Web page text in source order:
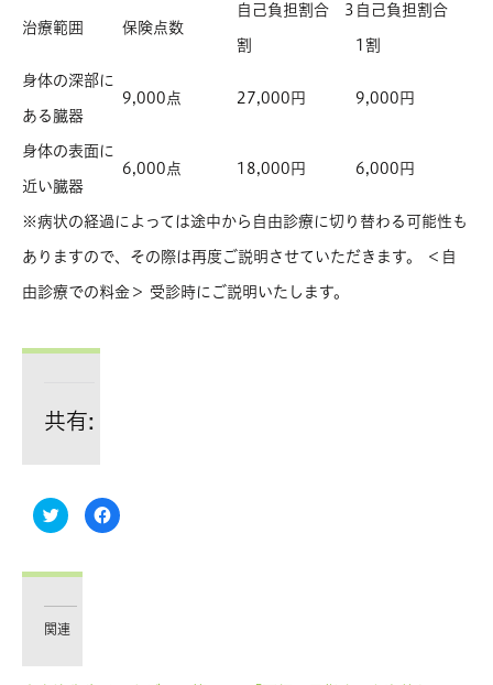
治療範囲 保険点数
自己負担割合 3
割
自己負担割合
1割
身体の深部に
ある臓器
9,000点 27,000円 9,000円
身体の表面に
近い臓器
6,000点 18,000円 6,000円
※病状の経過によっては途中から自由診療に切り替わる可能性も
ありますので、その際は再度ご説明させていただきます。 ＜自
由診療での料金＞ 受診時にご説明いたします。
共有:
ク
リ
て
で
有
Facebook
で
関連